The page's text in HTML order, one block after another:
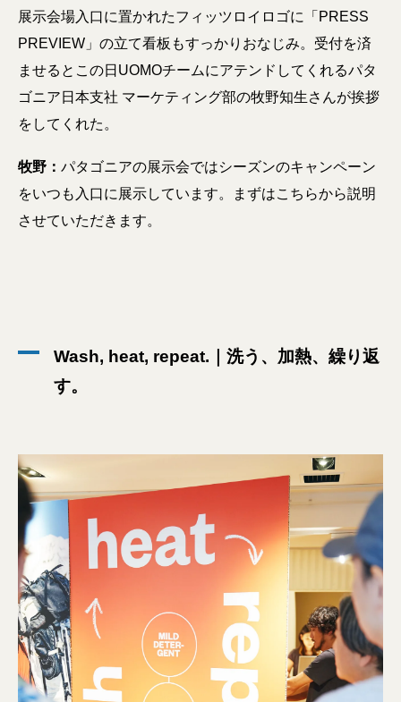
展示会場入口に置かれたフィッツロイロゴに「PRESS
PREVIEW」の立て看板もすっかりおなじみ。受付を済
ませるとこの日UOMOチームにアテンドしてくれるパタ
ゴニア日本支社 マーケティング部の牧野知生さんが挨拶
をしてくれた。
牧野： パタゴニアの展示会ではシーズンのキャンペーン
をいつも入口に展示しています。まずはこちらから説明
させていただきます。
Wash, heat, repeat.｜洗う、加熱、繰り返
す。